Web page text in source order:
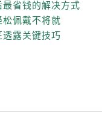
省钱的解决方式
佩戴不将就
露关键技巧